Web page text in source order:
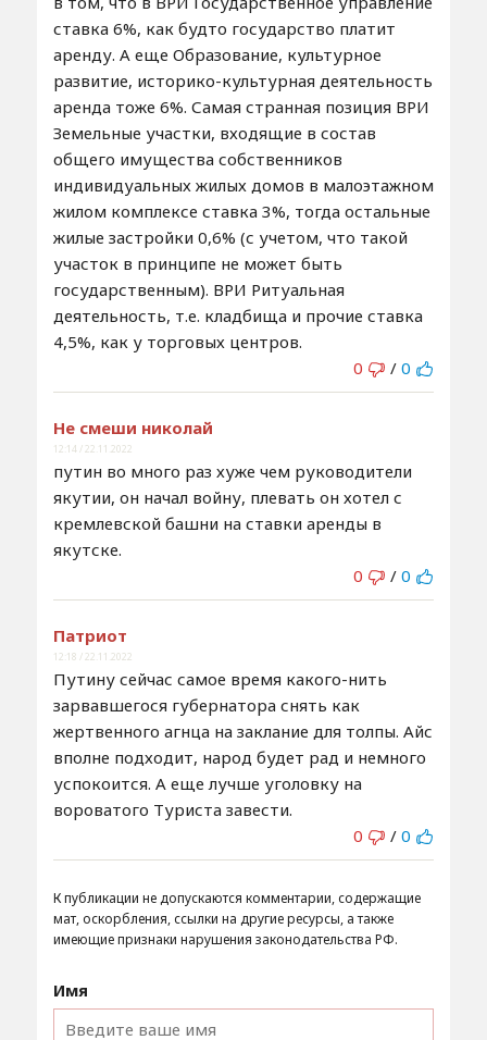
ставка 6%, как будто государство платит
аренду. А еще Образование, культурное
развитие, историко-культурная деятельность
аренда тоже 6%. Самая странная позиция ВРИ
Земельные участки, входящие в состав
общего имущества собственников
индивидуальных жилых домов в малоэтажном
жилом комплексе ставка 3%, тогда остальные
жилые застройки 0,6% (с учетом, что такой
участок в принципе не может быть
государственным). ВРИ Ритуальная
деятельность, т.е. кладбища и прочие ставка
4,5%, как у торговых центров.
0
/ 0
Не смеши николай
12:14 / 22.11.2022
путин во много раз хуже чем руководители
якутии, он начал войну, плевать он хотел с
кремлевской башни на ставки аренды в
якутске.
0
/ 0
Патриот
12:18 / 22.11.2022
Путину сейчас самое время какого-нить
зарвавшегося губернатора снять как
жертвенного агнца на заклание для толпы. Айс
вполне подходит, народ будет рад и немного
успокоится. А еще лучше уголовку на
вороватого Туриста завести.
0
/ 0
К публикации не допускаются комментарии, содержащие
мат, оскорбления, ссылки на другие ресурсы, а также
имеющие признаки нарушения законодательства РФ.
Имя